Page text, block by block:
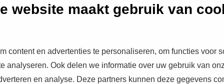
website maakt gebruik van
content en advertenties te personaliseren, om functies voor
analyseren. Ook delen we informatie over uw gebruik van
en analyse. Deze partners kunnen deze gegevens
slechts toegestaan als ze gebruikt worden als teken
wijze van gebruik is schriftelijke toestemming vooraf